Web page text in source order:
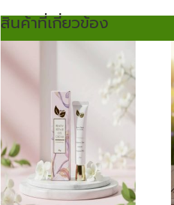
สินค้าที่เกี่ยวข้อง